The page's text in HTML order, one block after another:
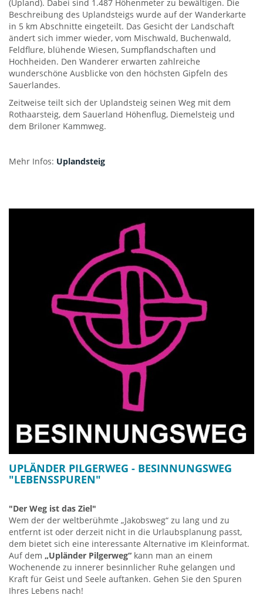
(Upland). Dabei sind 1.487 Höhenmeter zu bewältigen. Die
Beschreibung des Uplandsteigs wurde auf der Wanderkarte
in 5 km Abschnitte eingeteilt. Das Gesicht der Landschaft
ändert sich immer wieder, vom Mischwald, Buchenwald,
Feldflure, blühende Wiesen, Sumpflandschaften und
Hochheiden. Den Wanderer erwarten zahlreiche
wunderschöne Ausblicke von den höchsten Gipfeln des
Sauerlandes.
Zeitweise teilt sich der Uplandsteig seinen Weg mit dem
Rothaarsteig, dem Sauerland Höhenflug, Diemelsteig und
dem Briloner Kammweg.
Mehr Infos: Uplandsteig
UPLÄNDER PILGERWEG - BESINNUNGSWEG
"LEBENSSPUREN"
"Der Weg ist das Ziel"
Wem der der weltberühmte „Jakobsweg“ zu lang und zu
entfernt ist oder derzeit nicht in die Urlaubsplanung passt,
dem bietet sich eine interessante Alternative im Kleinformat.
Auf dem „Upländer Pilgerweg“ kann man an einem
Wochenende zu innerer besinnlicher Ruhe gelangen und
Kraft für Geist und Seele auftanken. Gehen Sie den Spuren
Ihres Lebens nach!